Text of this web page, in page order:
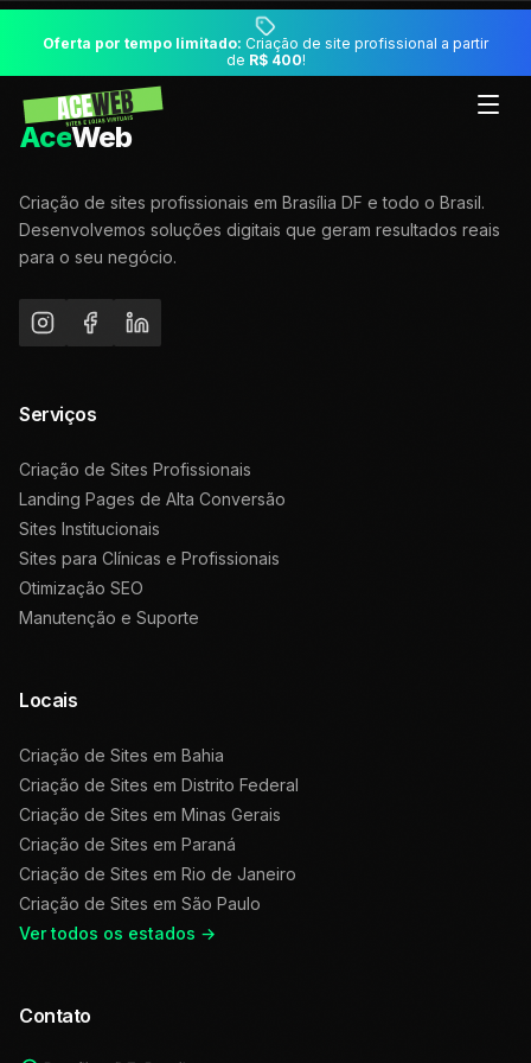
Oferta por tempo limitado: Criação de site profissional a partir
de R$ 400!
AceWeb
Criação de sites profissionais em Brasília DF e todo o Brasil.
Desenvolvemos soluções digitais que geram resultados reais
para o seu negócio.
Serviços
Criação de Sites Profissionais
Landing Pages de Alta Conversão
Sites Institucionais
Sites para Clínicas e Profissionais
Otimização SEO
Manutenção e Suporte
Locais
Criação de Sites em Bahia
Criação de Sites em Distrito Federal
Criação de Sites em Minas Gerais
Criação de Sites em Paraná
Criação de Sites em Rio de Janeiro
Criação de Sites em São Paulo
Ver todos os estados →
Contato